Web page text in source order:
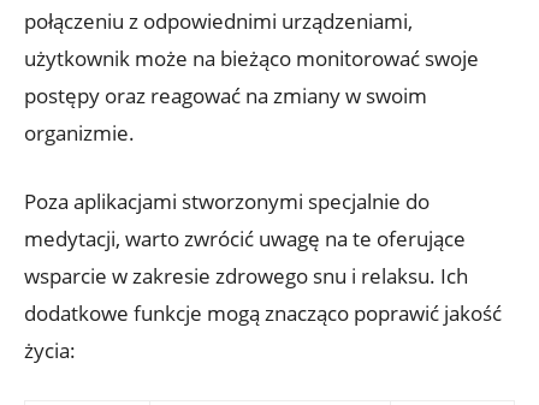
połączeniu z odpowiednimi urządzeniami,
użytkownik może na bieżąco monitorować swoje
postępy oraz reagować na zmiany w swoim
organizmie.
Poza aplikacjami stworzonymi specjalnie do
medytacji, warto zwrócić uwagę na te oferujące
wsparcie w zakresie zdrowego snu i relaksu. Ich
dodatkowe funkcje mogą znacząco poprawić jakość
życia: